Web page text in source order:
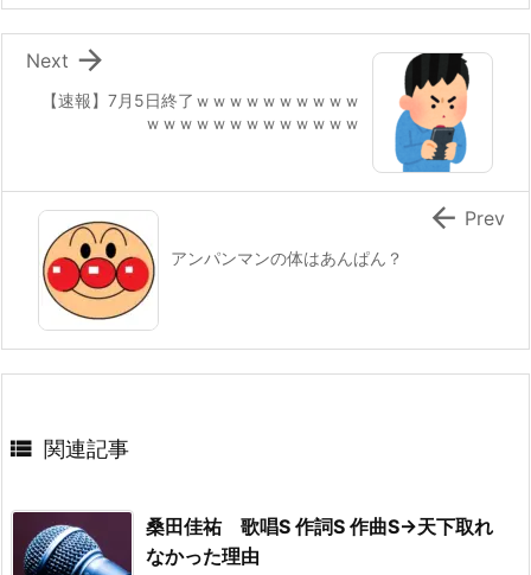
【速報】7月5日終了ｗｗｗｗｗｗｗｗｗｗ
ｗｗｗｗｗｗｗｗｗｗｗｗｗ

Next
アンパンマンの体はあんぱん？
 Prev
 関連記事
桑田佳祐 歌唱S 作詞S 作曲S→天下取れ
なかった理由